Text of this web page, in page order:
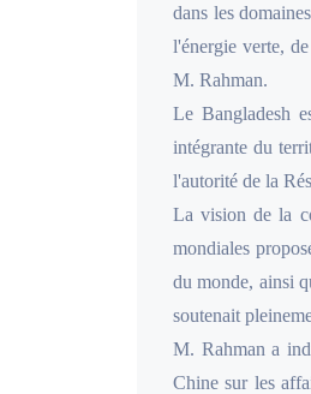
dans les
l'énergie verte,
M. Rahman.
Le Bangladesh
intégrante du
l'autorité de la
La vision de la
mondiales
du monde, ainsi
soutenait
M. Rahman a
Chine sur les